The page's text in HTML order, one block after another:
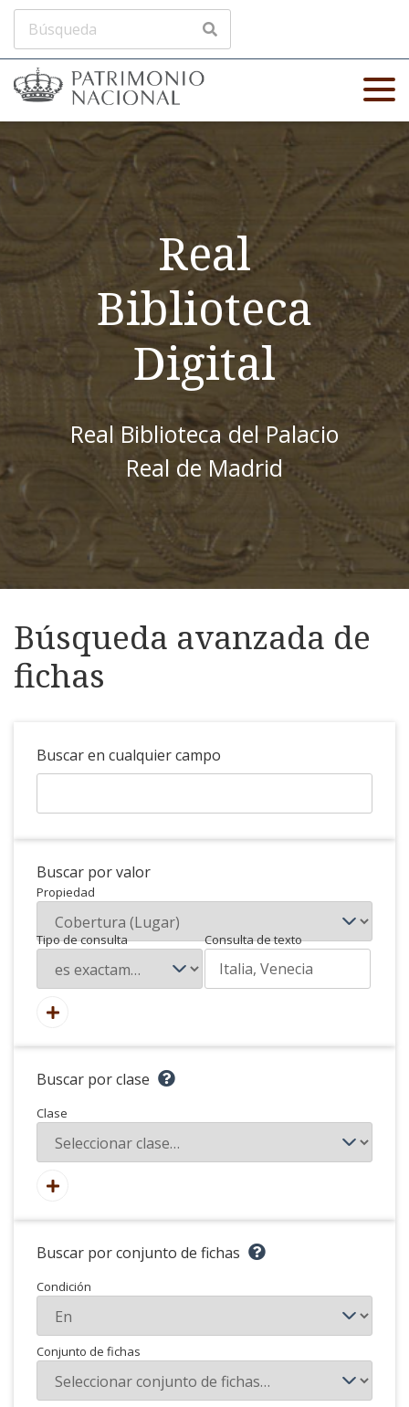
Real
Biblioteca
Digital
Real Biblioteca del Palacio
Real de Madrid
Búsqueda avanzada de
fichas
Buscar en cualquier campo
Buscar por valor
Propiedad
Tipo de consulta Consulta de texto
Buscar por clase
Clase
Buscar por conjunto de fichas
Condición
Conjunto de fichas